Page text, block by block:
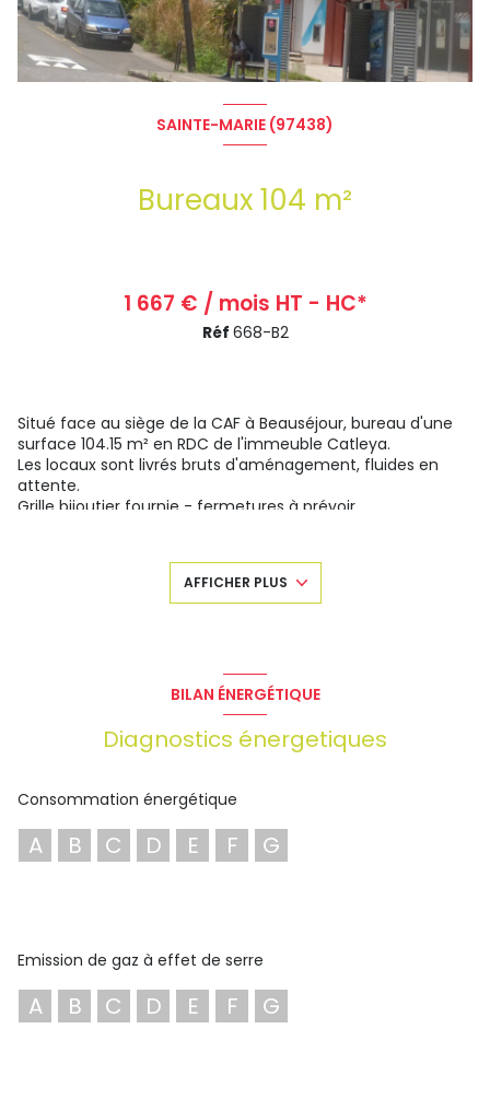
SAINTE-MARIE (97438)
Bureaux 104 m²
1 667 € / mois HT - HC*
Réf 668-B2
Situé face au siège de la CAF à Beauséjour, bureau d'une
surface 104.15 m² en RDC de l'immeuble Catleya.
Les locaux sont livrés bruts d'aménagement, fluides en
attente.
Grille bijoutier fournie - fermetures à prévoir
Dépôt de garantie : 1 trimestre de loyer HT et hors charges.
Indexation annuelle conventionnelle : Indice ICC.
Les informations sur les risques auxquels ce bien est
exposé sont disponibles sur le site Géorisques :
www.georisques.gouv.fr
AFFICHER PLUS
BILAN ÉNERGÉTIQUE
Diagnostics énergetiques
Consommation énergétique
A B C D E F G
Emission de gaz à effet de serre
A B C D E F G